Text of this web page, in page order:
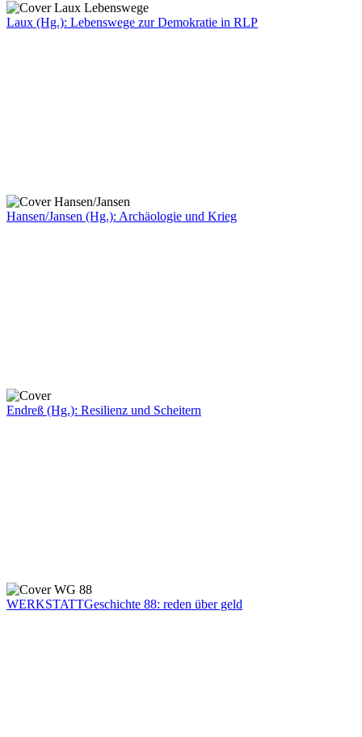
Laux (Hg.): Lebenswege zur Demokratie in RLP
Hansen/Jansen (Hg.): Archäologie und Krieg
Endreß (Hg.): Resilienz und Scheitern
WERKSTATTGeschichte 88: reden über geld